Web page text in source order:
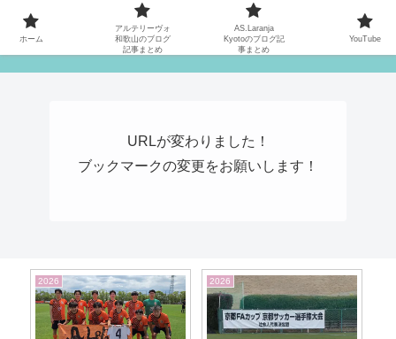
MATYの関西サッカーリーグ応援日記
URLが変わりました！
ブックマークの変更をお願いします！
2026
ホーム
アルテリーヴォ
和歌山のブログ
記事まとめ
AS.Laranja
Kyotoのブログ記
事まとめ
YouTube